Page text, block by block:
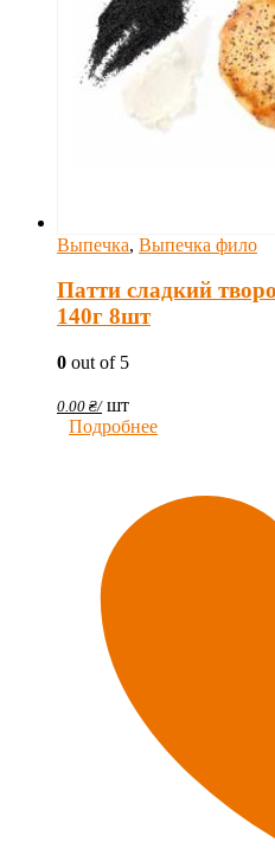
Выпечка, Выпечка фило
Патти сладкий
140г 8шт
0 out of 5
0.00 ₴/ шт
Подробнее